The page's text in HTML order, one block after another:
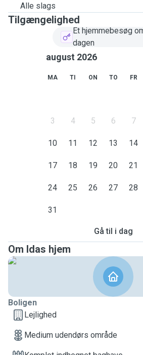
Alle slags
Tilgængelighed
Et hjemmebesøg
dagen
august 2026
MA TI ON TO FR
3 4 5 6 7
10 11 12 13 14
17 18 19 20 21
24 25 26 27 28
31
Gå til i dag
Om Idas hjem
Boligen
Lejlighed
Medium udendørs område